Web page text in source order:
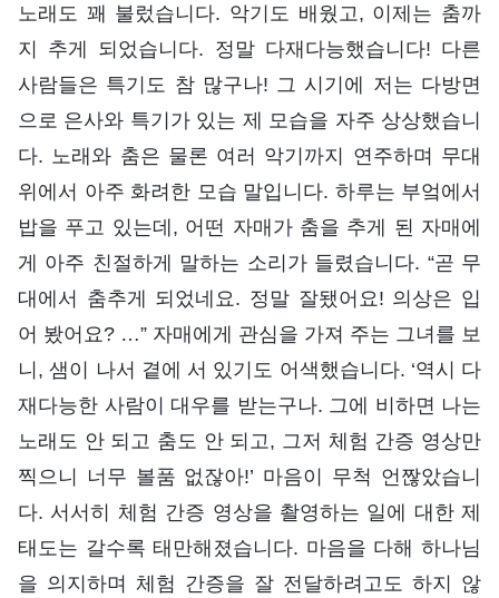
노래도 꽤 불렀습니다. 악기도 배웠고, 이제는 춤까
지 추게 되었습니다. 정말 다재다능했습니다! 다른
사람들은 특기도 참 많구나! 그 시기에 저는 다방면
으로 은사와 특기가 있는 제 모습을 자주 상상했습니
다. 노래와 춤은 물론 여러 악기까지 연주하며 무대
위에서 아주 화려한 모습 말입니다. 하루는 부엌에서
밥을 푸고 있는데, 어떤 자매가 춤을 추게 된 자매에
게 아주 친절하게 말하는 소리가 들렸습니다. “곧 무
대에서 춤추게 되었네요. 정말 잘됐어요! 의상은 입
어 봤어요? …” 자매에게 관심을 가져 주는 그녀를 보
니, 샘이 나서 곁에 서 있기도 어색했습니다. ‘역시 다
재다능한 사람이 대우를 받는구나. 그에 비하면 나는
노래도 안 되고 춤도 안 되고, 그저 체험 간증 영상만
찍으니 너무 볼품 없잖아!’ 마음이 무척 언짢았습니
다. 서서히 체험 간증 영상을 촬영하는 일에 대한 제
태도는 갈수록 태만해졌습니다. 마음을 다해 하나님
을 의지하며 체험 간증을 잘 전달하려고도 하지 않